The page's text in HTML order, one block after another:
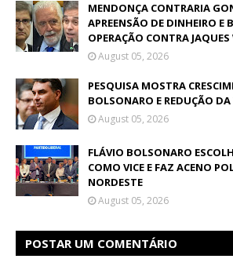
MENDONÇA CONTRARIA
APREENSÃO DE DINHEIRO E
OPERAÇÃO CONTRA
August 05, 2026
PESQUISA MOSTRA
BOLSONARO E REDUÇÃO
August 05, 2026
FLÁVIO BOLSONARO
COMO VICE E FAZ ACENO
NORDESTE
August 05, 2026
POSTAR UM COMENTÁRIO